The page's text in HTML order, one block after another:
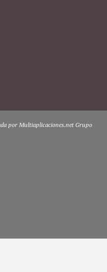
por Multiaplicaciones.net Grupo